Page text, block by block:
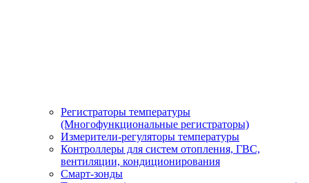
Регистраторы температуры
(Многофункциональные регистраторы)
Измерители-регуляторы температуры
Контроллеры для систем отопления, ГВС,
вентиляции, кондиционирования
Смарт-зонды